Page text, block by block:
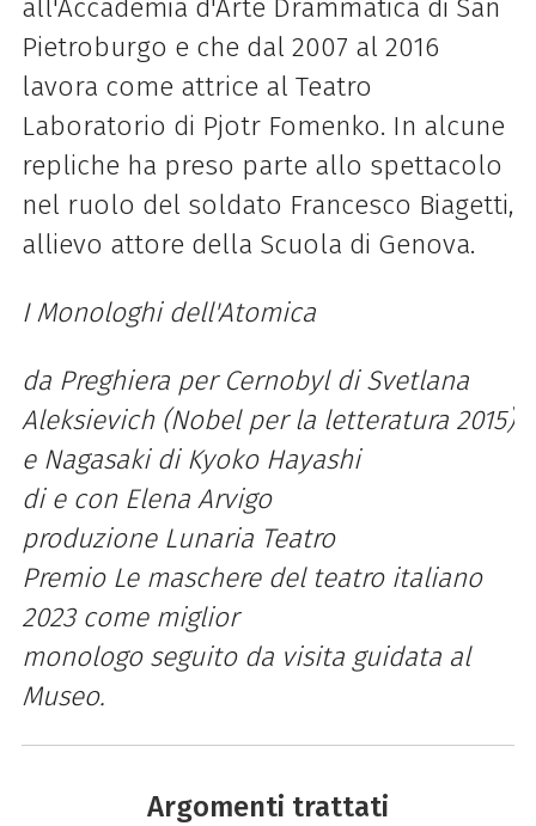
all'Accademia d'Arte Drammatica di San
Pietroburgo e che dal 2007 al 2016
lavora come attrice al Teatro
Laboratorio di Pjotr Fomenko. In alcune
repliche ha preso parte allo spettacolo
nel ruolo del soldato Francesco Biagetti,
allievo attore della Scuola di Genova.
I Monologhi dell'Atomica
da Preghiera per Cernobyl di Svetlana
Aleksievich (Nobel per la letteratura 2015)
e Nagasaki di Kyoko Hayashi
di e con Elena Arvigo
produzione Lunaria Teatro
Premio Le maschere del teatro italiano
2023 come miglior
monologo seguito da visita guidata al
Museo.
Argomenti trattati